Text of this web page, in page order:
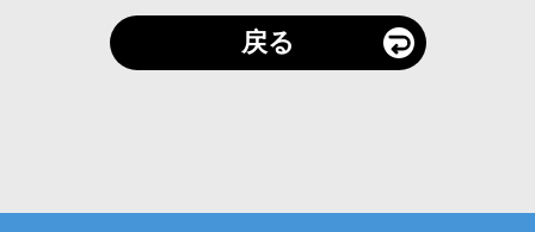
戻る